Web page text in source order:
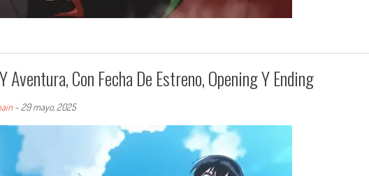
Con Fecha De Estreno, Opening Y Ending
- 29 mayo, 2025